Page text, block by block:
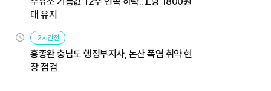
대 유지
2시간전
홍종완 충남도 행정부지사, 논산 폭염 취약 현
장 점검